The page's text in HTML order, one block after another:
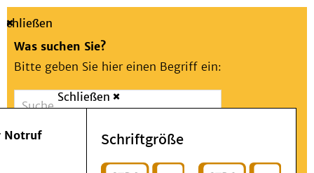
Suche
Schließen
Was suchen Sie?
Bitte geben Sie hier einen Begriff ein:
Suchen
Notfall
Schließen
Notruf Schriftgröße
Menü